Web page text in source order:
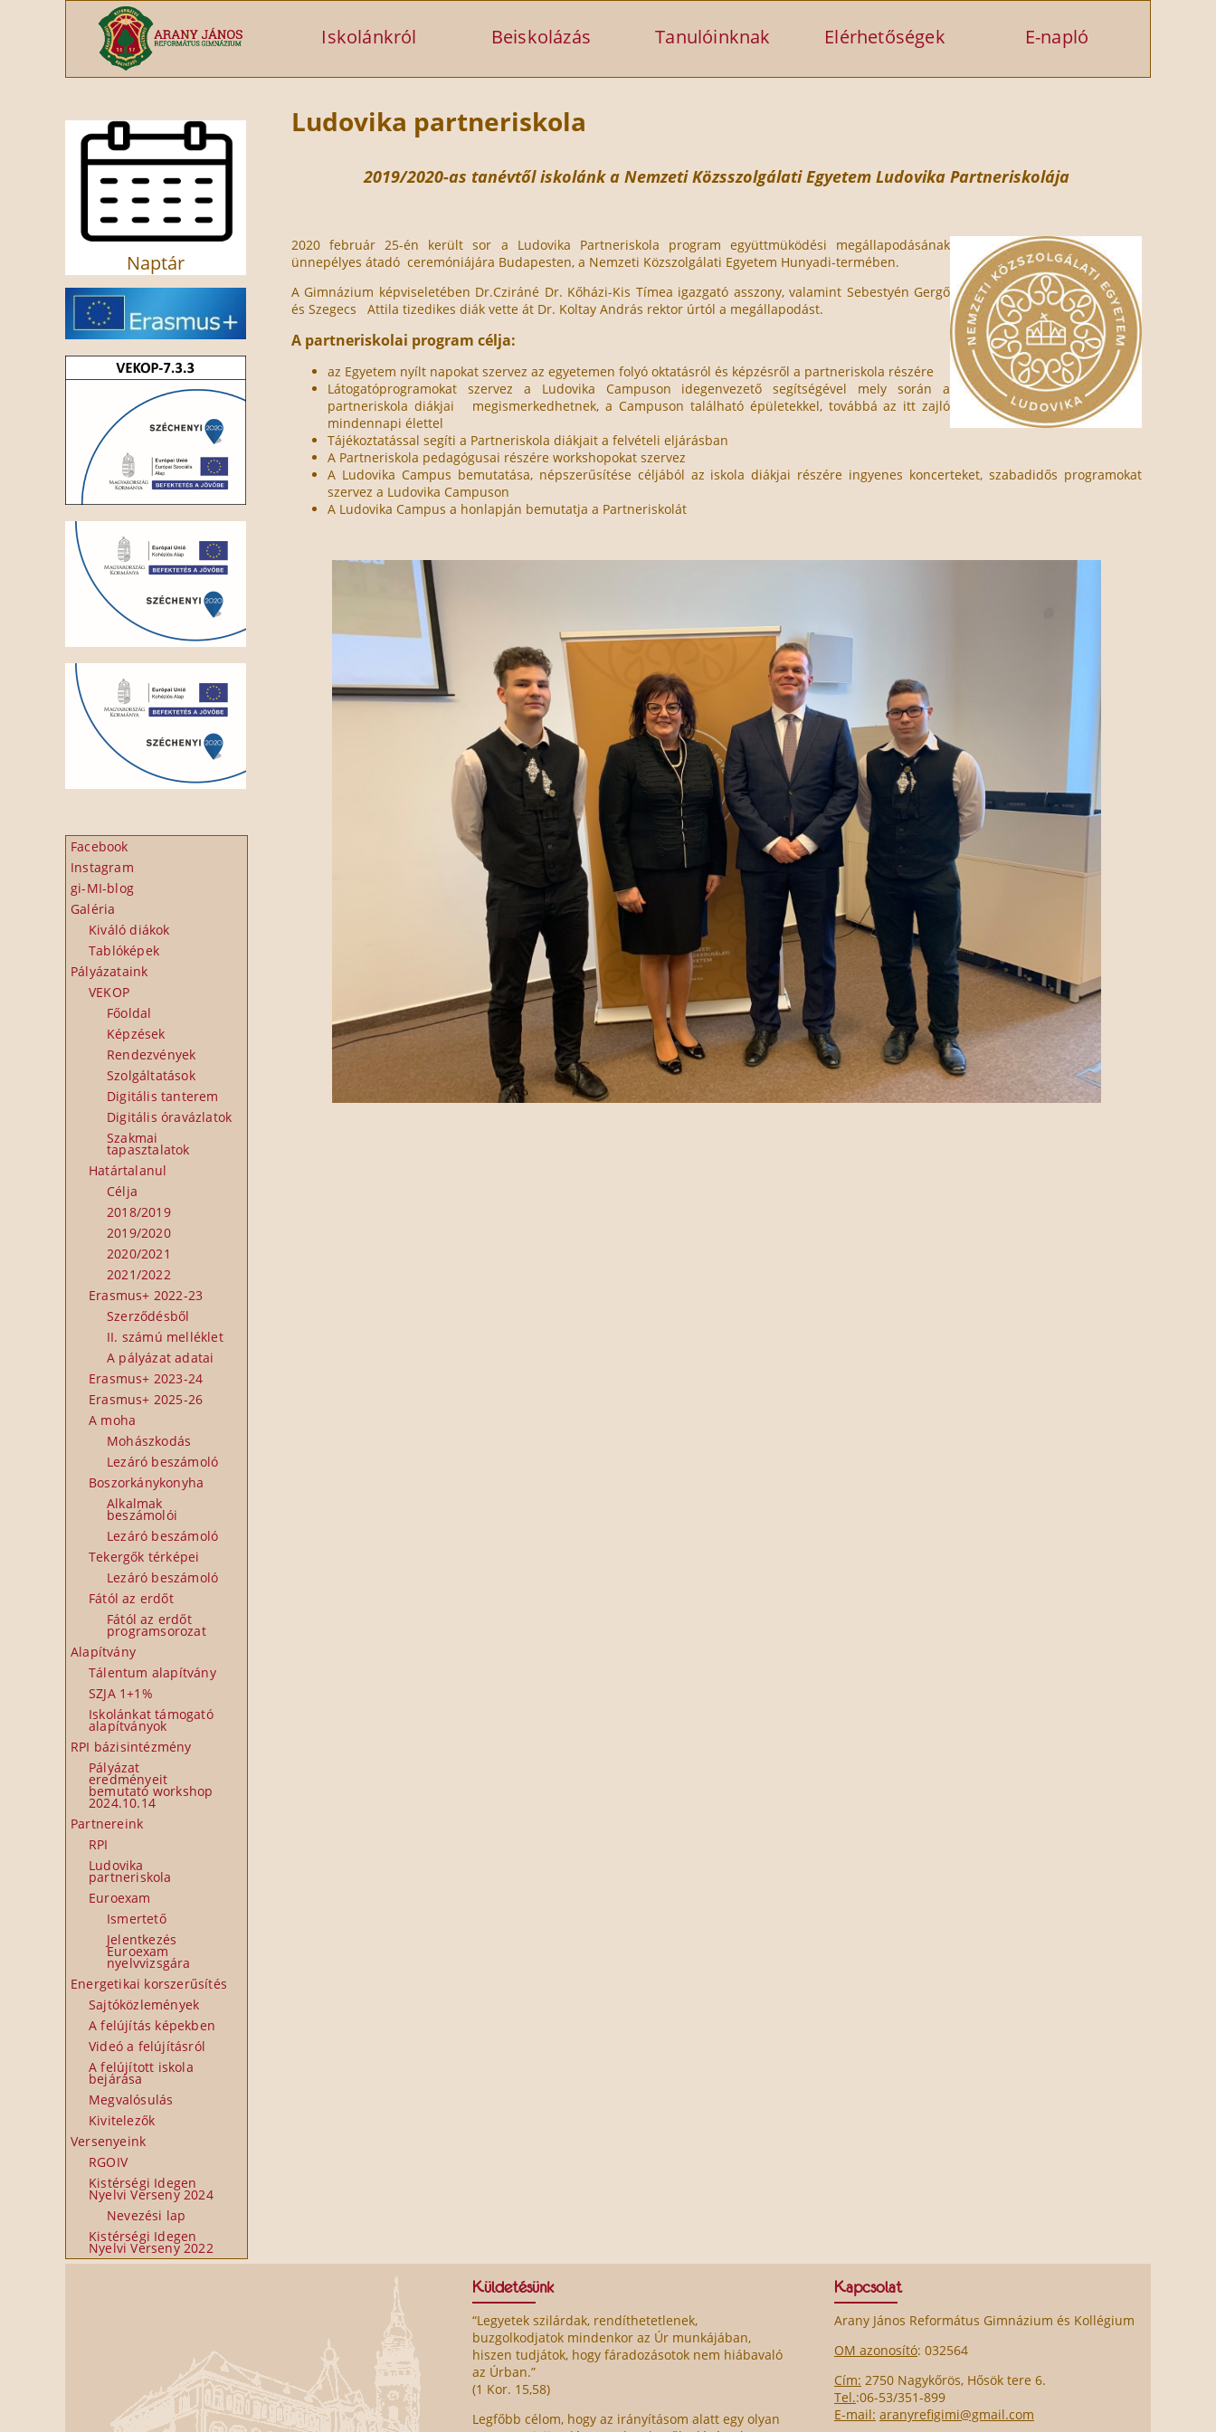
Ugrás a tartalomra
Iskolánkról Beiskolázás Tanulóinknak Elérhetőségek E-napló
Naptár
Facebook
Instagram
gi-MI-blog
Galéria
Kiváló diákok
Tablóképek
Pályázataink
VEKOP
Főoldal
Képzések
Rendezvények
Szolgáltatások
Digitális tanterem
Digitális óravázlatok
Szakmai
tapasztalatok
Határtalanul
Célja
2018/2019
2019/2020
2020/2021
2021/2022
Erasmus+ 2022-23
Szerződésből
II. számú melléklet
A pályázat adatai
Erasmus+ 2023-24
Erasmus+ 2025-26
A moha
Mohászkodás
Lezáró beszámoló
Boszorkánykonyha
Alkalmak
beszámolói
Lezáró beszámoló
Tekergők térképei
Lezáró beszámoló
Fától az erdőt
Fától az erdőt
programsorozat
Alapítvány
Tálentum alapítvány
SZJA 1+1%
Iskolánkat támogató
alapítványok
RPI bázisintézmény
Pályázat
eredményeit
bemutató workshop
2024.10.14
Partnereink
RPI
Ludovika
partneriskola
Euroexam
Ismertető
Jelentkezés
Euroexam
nyelvvizsgára
Energetikai korszerűsítés
Sajtóközlemények
A felújítás képekben
Videó a felújításról
A felújított iskola
bejárása
Megvalósulás
Kivitelezők
Versenyeink
RGOIV
Kistérségi Idegen
Nyelvi Verseny 2024
Nevezési lap
Kistérségi Idegen
Nyelvi Verseny 2022
Ludovika partneriskola
2019/2020-as tanévtől iskolánk a Nemzeti Közsszolgálati Egyetem Ludovika Partneriskolája
2020 február 25-én került sor a Ludovika Partneriskola program együttmüködési megállapodásának
ünnepélyes átadó ceremóniájára Budapesten, a Nemzeti Közszolgálati Egyetem Hunyadi-termében.
A Gimnázium képviseletében Dr.Cziráné Dr. Kőházi-Kis Tímea igazgató asszony, valamint Sebestyén Gergő
és Szegecs Attila tizedikes diák vette át Dr. Koltay András rektor úrtól a megállapodást.
A partneriskolai program célja:
az Egyetem nyílt napokat szervez az egyetemen folyó oktatásról és képzésről a partneriskola részére
Látogatóprogramokat szervez a Ludovika Campuson idegenvezető segítségével mely során a
partneriskola diákjai megismerkedhetnek, a Campuson található épületekkel, továbbá az itt zajló
mindennapi élettel
Tájékoztatással segíti a Partneriskola diákjait a felvételi eljárásban
A Partneriskola pedagógusai részére workshopokat szervez
A Ludovika Campus bemutatása, népszerűsítése céljából az iskola diákjai részére ingyenes koncerteket, szabadidős programokat
szervez a Ludovika Campuson
A Ludovika Campus a honlapján bemutatja a Partneriskolát
Küldetésünk
“Legyetek szilárdak, rendíthetetlenek,
buzgolkodjatok mindenkor az Úr munkájában,
hiszen tudjátok, hogy fáradozásotok nem hiábavaló
az Úrban.”
(1 Kor. 15,58)
Legfőbb célom, hogy az irányításom alatt egy olyan
Kapcsolat
Arany János Református Gimnázium és Kollégium
OM azonosító: 032564
Cím: 2750 Nagykőrös, Hősök tere 6.
Tel.:06-53/351-899
E-mail: aranyrefigimi@gmail.com